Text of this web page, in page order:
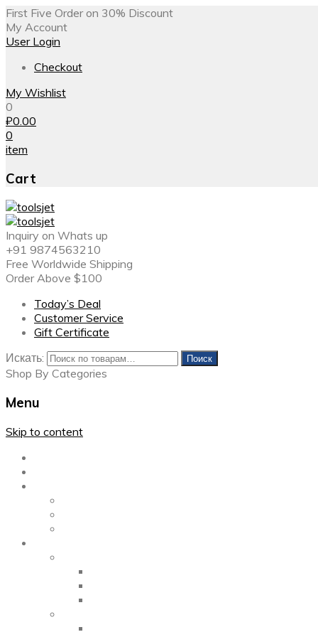
First Five Order on 30% Discount
My Account
User Login
Checkout
My Wishlist
0
₽0.00
0
item
Cart
Inquiry on Whats up
+91 9874563210
Free Worldwide Shipping
Order Above $100
Today’s Deal
Customer Service
Gift Certificate
Искать:
Поиск
Shop By Categories
Menu
Skip to content